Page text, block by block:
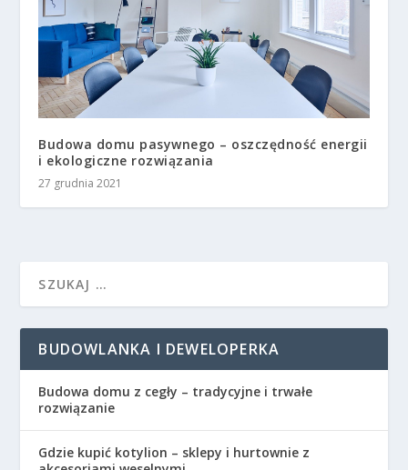
Budowa domu pasywnego – oszczędność energii
i ekologiczne rozwiązania
27 grudnia 2021
BUDOWLANKA I DEWELOPERKA
Budowa domu z cegły – tradycyjne i trwałe
rozwiązanie
Gdzie kupić kotylion – sklepy i hurtownie z